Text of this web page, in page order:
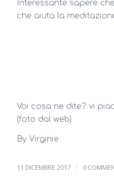
Interessante sapere
che aiuta la
Voi cosa ne dite? vi
(foto dal web)
By Virginie
11 DICEMBRE 2017 / 0